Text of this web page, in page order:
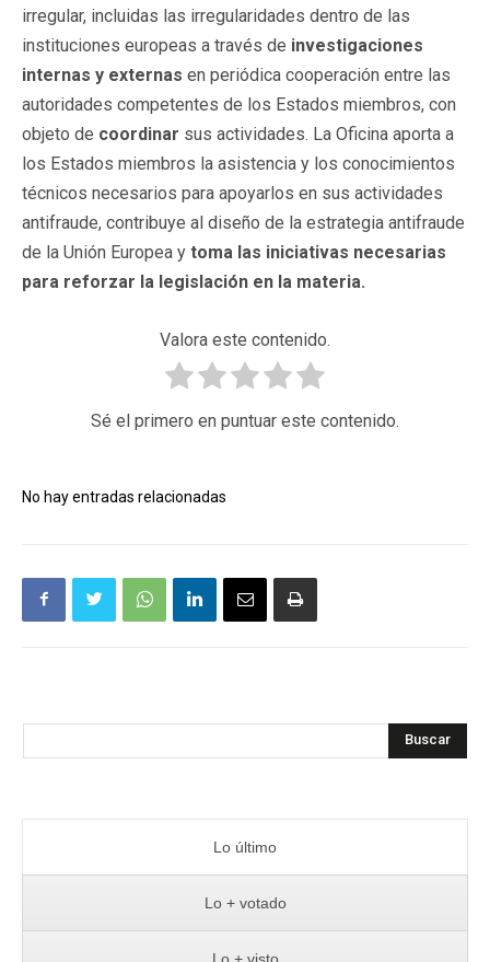
irregular, incluidas las irregularidades dentro de las
instituciones europeas a través de investigaciones
internas y externas en periódica cooperación entre las
autoridades competentes de los Estados miembros, con
objeto de coordinar sus actividades. La Oficina aporta a
los Estados miembros la asistencia y los conocimientos
técnicos necesarios para apoyarlos en sus actividades
antifraude, contribuye al diseño de la estrategia antifraude
de la Unión Europea y toma las iniciativas necesarias
para reforzar la legislación en la materia.
Valora este contenido.
Sé el primero en puntuar este contenido.
No hay entradas relacionadas
Buscar
Lo último
Lo + votado
Lo + visto